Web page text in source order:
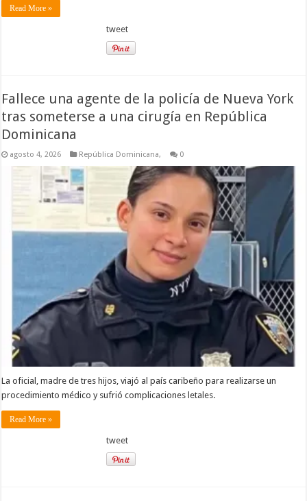
Read More »
tweet
Fallece una agente de la policía de Nueva York
tras someterse a una cirugía en República
Dominicana
agosto 4, 2026 República Dominicana, 0
La oficial, madre de tres hijos, viajó al país caribeño para realizarse un
procedimiento médico y sufrió complicaciones letales.
Read More »
tweet